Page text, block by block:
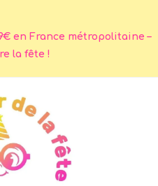
en France métropolitaine –
la fête !